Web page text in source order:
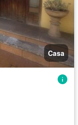
Casa